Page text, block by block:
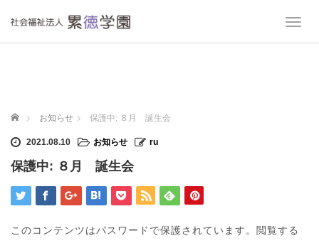
T
n
ホーム お知らせ 保護中: ８月 誕生会
2021.08.10 お知らせ ru
保護中: ８月 誕生会
このコンテンツはパスワードで保護されています。閲覧する